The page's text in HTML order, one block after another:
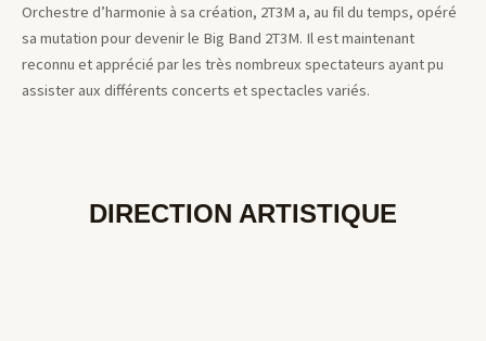
Orchestre d’harmonie à sa création, 2T3M a, au fil du temps, opéré
sa mutation pour devenir le Big Band 2T3M. Il est maintenant
reconnu et apprécié par les très nombreux spectateurs ayant pu
assister aux différents concerts et spectacles variés.
DIRECTION ARTISTIQUE